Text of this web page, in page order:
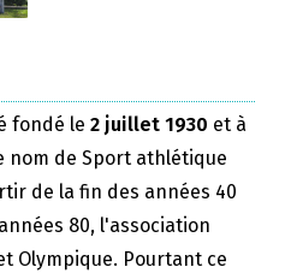
fondé le 2 juillet 1930 et à
nom de Sport athlétique
de la fin des années 40
80, l'association
Olympique. Pourtant ce